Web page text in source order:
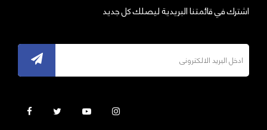
اشترك في قائمتنا البريدية ليصلك كل جديد